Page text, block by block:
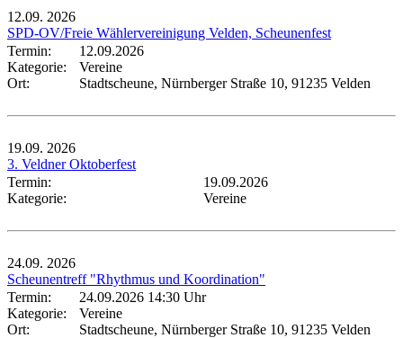
12.09. 2026
SPD-OV/Freie Wählervereinigung Velden, Scheunenfest
Termin:
12.09.2026
Kategorie:
Vereine
Ort:
Stadtscheune, Nürnberger Straße 10, 91235 Velden
19.09. 2026
3. Veldner Oktoberfest
Termin:
19.09.2026
Kategorie:
Vereine
24.09. 2026
Scheunentreff "Rhythmus und Koordination"
Termin:
24.09.2026 14:30 Uhr
Kategorie:
Vereine
Ort:
Stadtscheune, Nürnberger Straße 10, 91235 Velden